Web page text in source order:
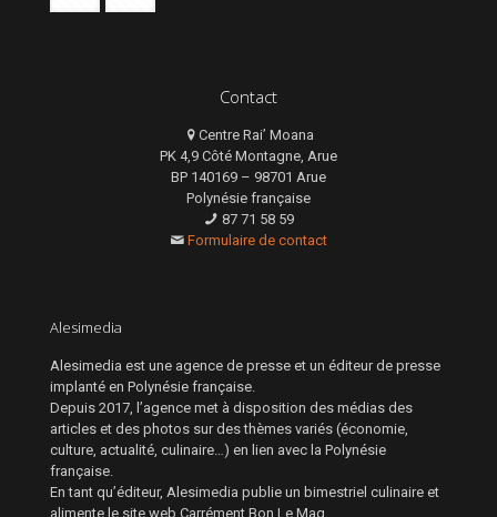
Contact
Centre Rai’ Moana
PK 4,9 Côté Montagne, Arue
BP 140169 – 98701 Arue
Polynésie française
87 71 58 59
Formulaire de contact
Alesimedia
Alesimedia est une agence de presse et un éditeur de presse
implanté en Polynésie française.
Depuis 2017, l’agence met à disposition des médias des
articles et des photos sur des thèmes variés (économie,
culture, actualité, culinaire…) en lien avec la Polynésie
française.
En tant qu’éditeur, Alesimedia publie un bimestriel culinaire et
alimente le site web Carrément Bon Le Mag.